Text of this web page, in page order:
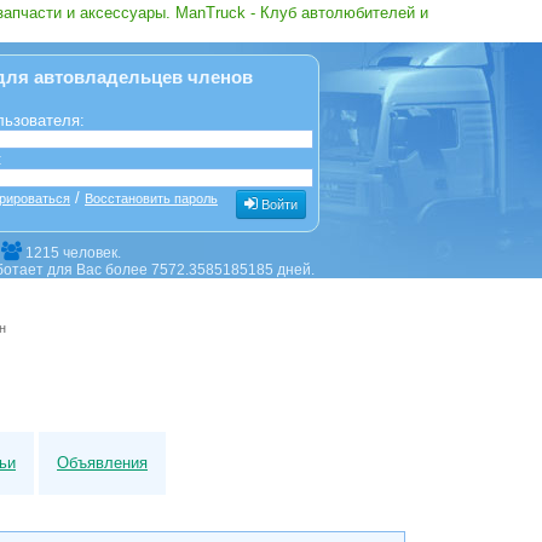
и аксессуары. ManTruck - Клуб автолюбителей и
автовладельцев членов
/ Восстановить пароль Войти
1215 человек.
для Вас более 7572.3585185185 дней.
Объявления